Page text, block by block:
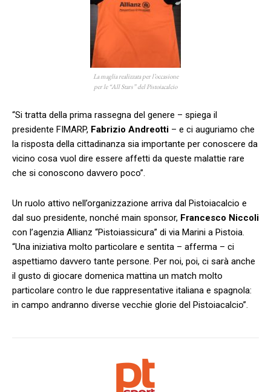
La maglia realizzata per l’occasione
per le “All Stars” del Pistoiacalcio
“Si tratta della prima rassegna del genere – spiega il
presidente FIMARP, Fabrizio Andreotti – e ci auguriamo che
la risposta della cittadinanza sia importante per conoscere da
vicino cosa vuol dire essere affetti da queste malattie rare
che si conoscono davvero poco”.
Un ruolo attivo nell’organizzazione arriva dal Pistoiacalcio e
dal suo presidente, nonché main sponsor, Francesco Niccoli
con l’agenzia Allianz “Pistoiassicura” di via Marini a Pistoia.
“Una iniziativa molto particolare e sentita – afferma – ci
aspettiamo davvero tante persone. Per noi, poi, ci sarà anche
il gusto di giocare domenica mattina un match molto
particolare contro le due rappresentative italiana e spagnola:
in campo andranno diverse vecchie glorie del Pistoiacalcio”.